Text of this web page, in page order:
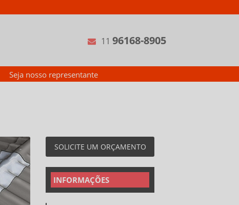
11 96168-8905
Seja nosso representante
SOLICITE UM ORÇAMENTO
INFORMAÇÕES